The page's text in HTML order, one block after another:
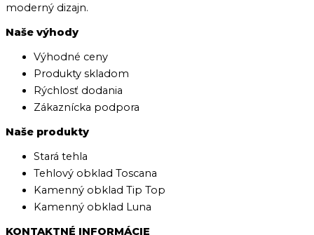
moderný dizajn.
Naše výhody
Výhodné ceny
Produkty skladom
Rýchlosť dodania
Zákaznícka podpora
Naše produkty
Stará tehla
Tehlový obklad Toscana
Kamenný obklad Tip Top
Kamenný obklad Luna
KONTAKTNÉ INFORMÁCIE